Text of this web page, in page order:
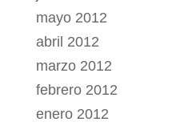
mayo 2012
abril 2012
marzo 2012
febrero 2012
enero 2012